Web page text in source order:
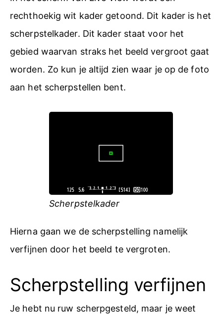
rechthoekig wit kader getoond. Dit kader is het
scherpstelkader. Dit kader staat voor het
gebied waarvan straks het beeld vergroot gaat
worden. Zo kun je altijd zien waar je op de foto
aan het scherpstellen bent.
Scherpstelkader
Hierna gaan we de scherpstelling namelijk
verfijnen door het beeld te vergroten.
Scherpstelling verfijnen
Je hebt nu ruw scherpgesteld, maar je weet